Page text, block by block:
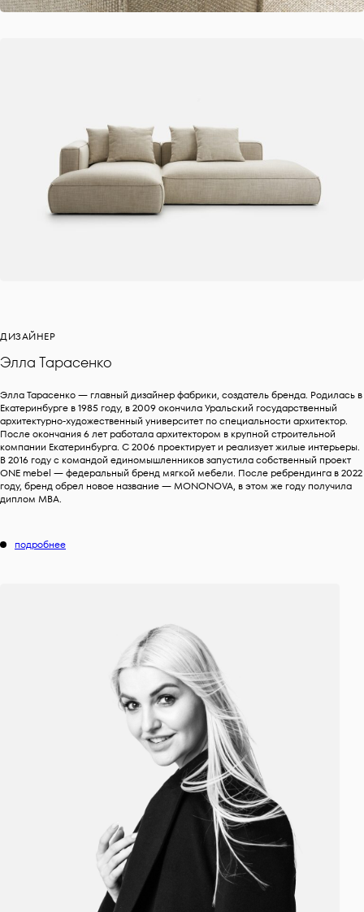
ДИЗАЙНЕР
Элла Тарасенко
Элла Тарасенко — главный дизайнер фабрики, создатель бренда. Родилась в
Екатеринбурге в 1985 году, в 2009 окончила Уральский государственный
архитектурно-художественный университет по специальности архитектор.
После окончания 6 лет работала архитектором в крупной строительной
компании Екатеринбурга. C 2006 проектирует и реализует жилые интерьеры.
В 2016 году с командой единомышленников запустила собственный проект
ONE mebel — федеральный бренд мягкой мебели. После ребрендинга в 2022
году, бренд обрел новое название — MONONOVA, в этом же году получила
диплом MBA.
подробнее